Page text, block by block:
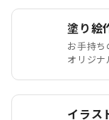
塗り絵
お手持ち
オリジ
イラス